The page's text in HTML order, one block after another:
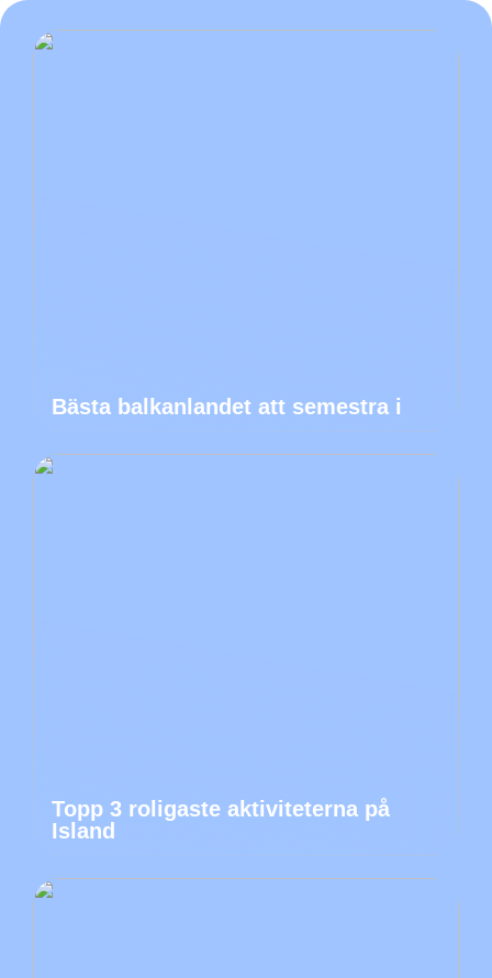
Bästa balkanlandet att semestra i
Topp 3 roligaste aktiviteterna på
Island